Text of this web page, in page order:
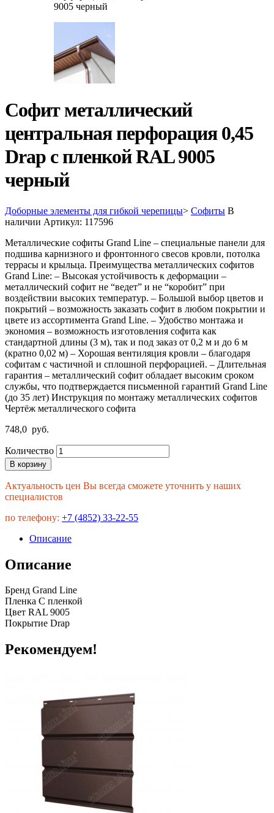
Софит металлический
центральная перфорация 0,45
Drap с пленкой RAL 9005
черный
Доборные элементы для гибкой черепицы> Софиты В
наличии Артикул: 117596
Металлические софиты Grand Line – специальные панели для
подшива карнизного и фронтонного свесов кровли, потолка
террасы и крыльца. Преимущества металлических софитов
Grand Line: – Высокая устойчивость к деформации –
металлический софит не “ведет” и не “коробит” при
воздействии высоких температур. – Большой выбор цветов и
покрытий – возможность заказать софит в любом покрытии и
цвете из ассортимента Grand Line. – Удобство монтажа и
экономия – возможность изготовления софита как
стандартной длины (3 м), так и под заказ от 0,2 м и до 6 м
(кратно 0,02 м) – Хорошая вентиляция кровли – благодаря
софитам с частичной и сплошной перфорацией. – Длительная
гарантия – металлический софит обладает высоким сроком
службы, что подтверждается письменной гарантий Grand Line
(до 35 лет) Инструкция по монтажу металлических софитов
Чертёж металлического софита
748,0 руб.
Количество
В корзину
Актуальность цен Вы всегда сможете уточнить у наших
специалистов
по телефону: +7 (4852) 33-22-55
Описание
Описание
Бренд Grand Line
Пленка С пленкой
Цвет RAL 9005
Покрытие Drap
Рекомендуем!